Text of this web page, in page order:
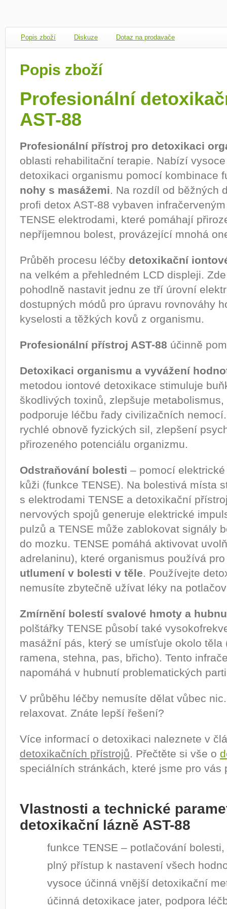
Popis zboží Diskuze Dotaz na prodavače
Popis zboží
Profesionální
AST-88
Profesionální přístroj pro detoxikaci
oblasti rehabilitační terapie. Nabízí
detoxikaci organismu pomocí kombinace
nohy s masážemi. Na rozdíl od běžných
profi detox AST-88 vybaven
TENSE elektrodami, které pomáhají
nepříjemnou bolest, provázející mnohá
Průběh procesu léčby detoxikační
na velkém a přehledném LCD displeji.
pohodlně nastavit jednu ze tří úrovní
dostupných módů pro úpravu rovnováhy
kyselosti a těžkých kovů z organismu.
Profesionální přístroj AST-88 účinně
Detoxikaci organismu a vyvážení
metodou iontové detoxikace stimuluje
škodlivých toxinů, zlepšuje
podporuje léčbu řady civilizačních
rychlé obnově fyzických sil, zlepšení
přirozeného potenciálu organizmu.
Odstraňování bolesti – pomocí
kůži (funkce TENSE). Na bolestivá místa
s elektrodami TENSE a detoxikační
nervových spojů generuje elektrické
pulzů a TENSE může zablokovat signály
do mozku. TENSE pomáhá aktivovat
adrelaninu), které organismus používá
utlumení v bolesti v těle. Používejte
nemusíte zbytečně užívat léky na
Zmírnění bolestí svalové hmoty a
polštářky TENSE působí také
masážní pás, který se umísťuje okolo těla
ramena, stehna, pas, břicho). Tento
napomáhá v hubnutí problematických
V průběhu léčby nemusíte dělat vůbec
relaxovat. Znáte lepší řešení?
Více informací o detoxikaci naleznete v
detoxikačních přístrojů. Přečtěte si vše o
speciálních stránkách, které jsme pro vás
Vlastnosti a technické
detoxikační lázně AST-88
funkce TENSE – potlačování bolesti,
plný přístup k nastavení všech
vysoce účinná vnější detoxikační
účinná detoxikace jater, podpora